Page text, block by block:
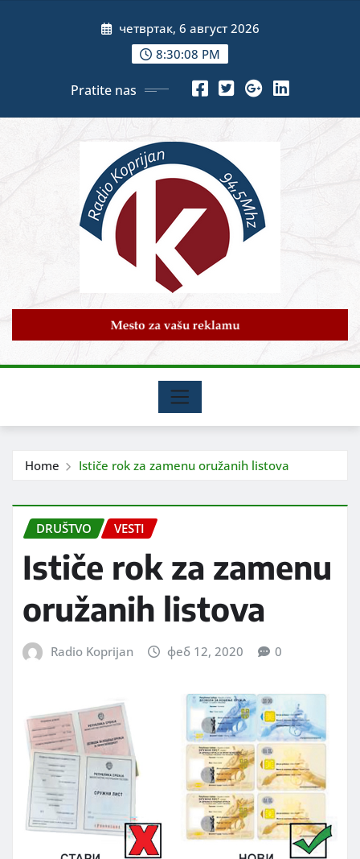
четвртак, 6 август 2026
8:30:10 PM
Pratite nas
Home Ističe rok za zamenu oružanih listova
DRUŠTVO VESTI
Ističe rok za zamenu
oružanih listova
Radio Koprijan феб 12, 2020 0